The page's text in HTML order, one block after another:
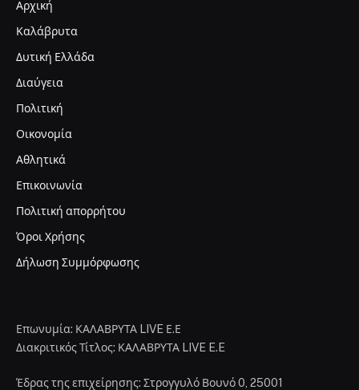
Αρχική
Καλάβρυτα
Δυτική Ελλάδα
Διαύγεια
Πολιτική
Οικονομία
Αθλητικά
Επικοινωνία
Πολιτική απορρήτου
Όροι Χρήσης
Δήλωση Συμμόρφωσης
Επωνυμία: ΚΑΛΑΒΡΥΤΑ LIVE Ε.Ε
Διακριτικός Τίτλος: ΚΑΛΑΒΡΥΤΑ LIVE E.E
Έδρας της επιχείρησης: Στρογγυλό Βουνό 0, 25001